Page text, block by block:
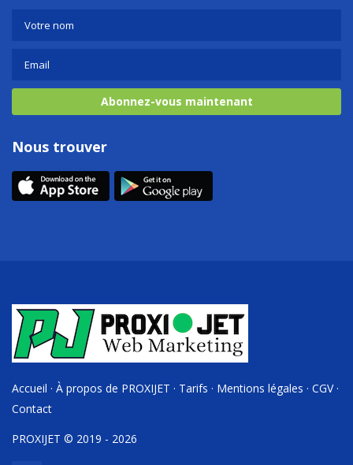
Abonnez-vous maintenant
Nous trouver
Accueil · À propos de PROXIJET · Tarifs · Mentions légales · CGV·
Contact
PROXIJET © 2019 - 2026